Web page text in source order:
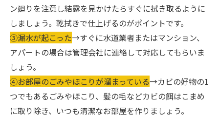
ン廻りを注意し結露を見かけたらすぐに拭き取るように
しましょう。乾拭きで仕上げるのがポイントです。
③漏水が起こった→すぐに水道業者またはマンション、
アパートの場合は管理会社に連絡して対応してもらいま
しょう。
④お部屋のごみやほこりが溜まっている→カビの好物の1
つでもあるごみやほこり、髪の毛などカビの餌はこまめ
に取り除き、いつも清潔なお部屋を作りましょう。